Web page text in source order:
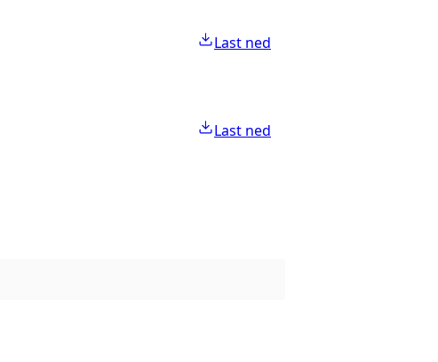
Last ned
Last ned